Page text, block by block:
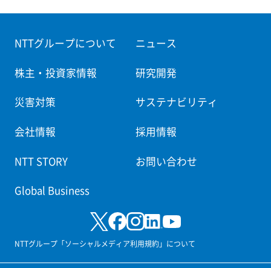
NTTグループについて ニュース
株主・投資家情報 研究開発
災害対策 サステナビリティ
会社情報 採用情報
NTT STORY お問い合わせ
Global Business
NTTグループ「ソーシャルメディア利用規約」について